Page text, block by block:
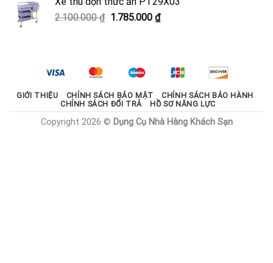
2.000.000 ₫.là:
1.800.000 ₫.
2.100.000₫ Giá
1.785.000 ₫Giá
1.785.000 ₫.
GIỚI THIỆU CHÍNH SÁCH BẢO MẬT
CHÍNH SÁCH BẢO HÀNH
CHÍNH SÁCH ĐỔI TRẢ
HỒ SƠ NĂNG LỰC
Copyright 2026 © Dụng Cụ Nhà Hàng Khách Sạn